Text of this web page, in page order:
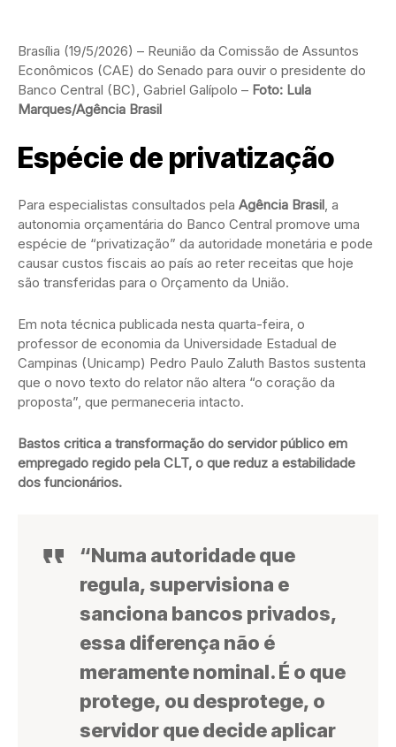
Brasília (19/5/2026) – Reunião da Comissão de Assuntos
Econômicos (CAE) do Senado para ouvir o presidente do
Banco Central (BC), Gabriel Galípolo – Foto: Lula
Marques/Agência Brasil
Espécie de privatização
Para especialistas consultados pela Agência Brasil, a
autonomia orçamentária do Banco Central promove uma
espécie de “privatização” da autoridade monetária e pode
causar custos fiscais ao país ao reter receitas que hoje
são transferidas para o Orçamento da União.
Em nota técnica publicada nesta quarta-feira, o
professor de economia da Universidade Estadual de
Campinas (Unicamp) Pedro Paulo Zaluth Bastos sustenta
que o novo texto do relator não altera “o coração da
proposta”, que permaneceria intacto.
Bastos critica a transformação do servidor público em
empregado regido pela CLT, o que reduz a estabilidade
dos funcionários.
“Numa autoridade que
regula, supervisiona e
sanciona bancos privados,
essa diferença não é
meramente nominal. É o que
protege, ou desprotege, o
servidor que decide aplicar